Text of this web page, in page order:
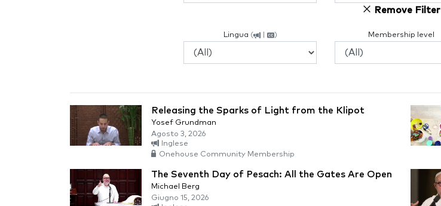
Remove Filter
Lingua ( | ) Membership level
Releasing the Sparks of Light from the Klipot
Yosef Grundman
Agosto 3, 2026
Inglese
Onehouse Community Membership
The Seventh Day of Pesach: All the Gates Are Open
Michael Berg
Giugno 15, 2026